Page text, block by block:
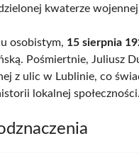
kwaterze
osobistym, 15 sierpnia
Pośmiertnie, Juliusz
z ulic w Lublinie, co
lokalnej społeczności.